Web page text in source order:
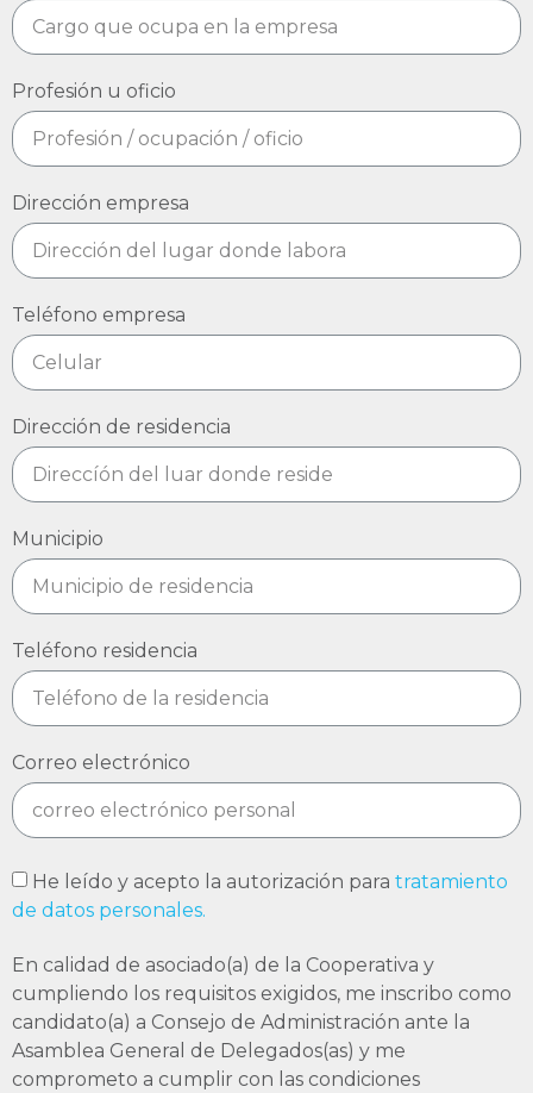
Profesión u oficio
Dirección empresa
Teléfono empresa
Dirección de residencia
Municipio
Teléfono residencia
Correo electrónico
He leído y acepto la autorización para tratamiento
de datos personales.
En calidad de asociado(a) de la Cooperativa y
cumpliendo los requisitos exigidos, me inscribo como
candidato(a) a Consejo de Administración ante la
Asamblea General de Delegados(as) y me
comprometo a cumplir con las condiciones